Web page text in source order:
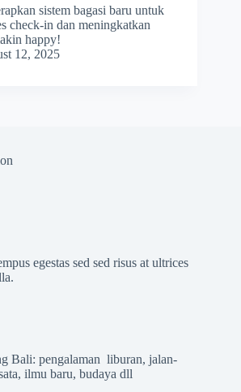
sistem bagasi baru untuk
check-in dan meningkatkan
happy!
12, 2025
egestas sed sed risus at ultrices
Bali: pengalaman liburan, jalan-
ilmu baru, budaya dll